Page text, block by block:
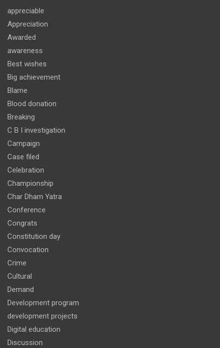
appreciable
Appreciation
Awarded
awareness
Best wishes
Big achievement
Blame
Blood donation
Breaking
C B I investigation
Campaign
Case filed
Celebration
Championship
Char Dham Yatra
Conference
Congrats
Constitution day
Convocation
Crime
Cultural
Demand
Development program
development projects
Digital education
Discussion